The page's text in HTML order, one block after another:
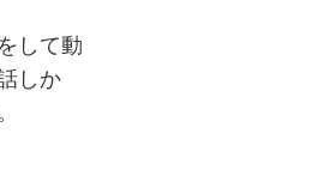
して動
しか